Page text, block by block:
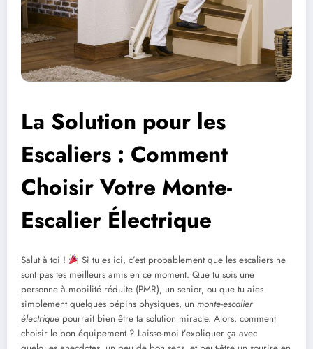
La Solution pour les
Escaliers : Comment
Choisir Votre Monte-
Escalier Électrique
Salut à toi !
Si tu es ici, c’est probablement que les escaliers ne
sont pas tes meilleurs amis en ce moment. Que tu sois une
personne à mobilité réduite (PMR), un senior, ou que tu aies
simplement quelques pépins physiques, un monte-escalier
électrique pourrait bien être ta solution miracle. Alors, comment
choisir le bon équipement ? Laisse-moi t’expliquer ça avec